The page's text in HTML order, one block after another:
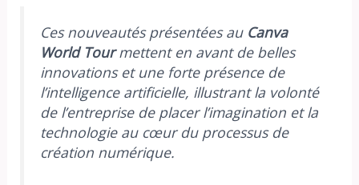
Ces nouveautés présentées au Canva
World Tourmettent en avant de belles
innovations et une forte présence de
l’intelligence artificielle, illustrant la volonté
de l’entreprise de placer l’imagination et la
technologie au cœur du processus de
création numérique.